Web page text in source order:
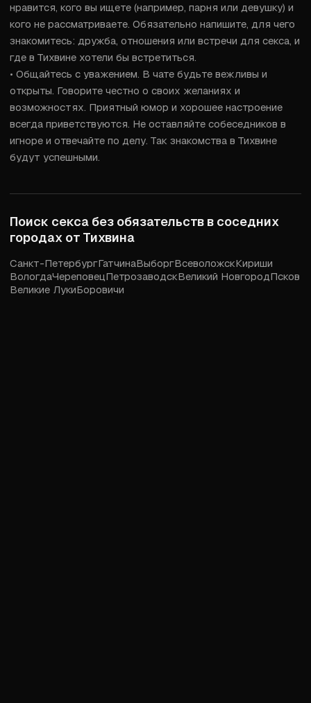
нравится, кого вы ищете (например, парня или девушку) и
кого не рассматриваете. Обязательно напишите, для чего
знакомитесь: дружба, отношения или встречи для секса, и
где в Тихвине хотели бы встретиться.
• Общайтесь с уважением. В чате будьте вежливы и
открыты. Говорите честно о своих желаниях и
возможностях. Приятный юмор и хорошее настроение
всегда приветствуются. Не оставляйте собеседников в
игноре и отвечайте по делу. Так знакомства в Тихвине
будут успешными.
Поиск секса без обязательств в соседних
городах от Тихвина
Санкт-ПетербургГатчинаВыборгВсеволожскКириши
ВологдаЧереповецПетрозаводскВеликий НовгородПсков
Великие ЛукиБоровичи